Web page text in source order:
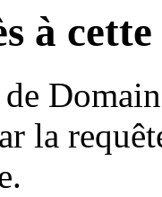
à
la